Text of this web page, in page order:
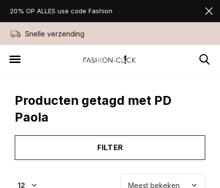
Snelle verzending
20% OP ALLES use code Fashion
Producten getagd met PD
Paola
FILTER